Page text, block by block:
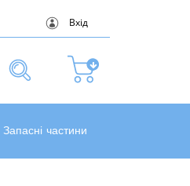
Вхід
Запасні частини